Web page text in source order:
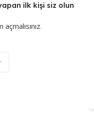
ilk kişi siz olun
.